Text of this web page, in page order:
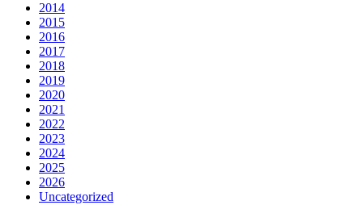
2014
2015
2016
2017
2018
2019
2020
2021
2022
2023
2024
2025
2026
Uncategorized